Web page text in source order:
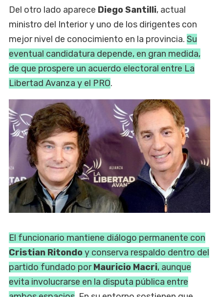
Del otro lado aparece Diego Santilli, actual
ministro del Interior y uno de los dirigentes con
mejor nivel de conocimiento en la provincia. Su
eventual candidatura depende, en gran medida,
de que prospere un acuerdo electoral entre La
Libertad Avanza y el PRO.
El funcionario mantiene diálogo permanente con
Cristian Ritondoy conserva respaldo dentro del
partido fundado porMauricio Macri, aunque
evita involucrarse en la disputa pública entre